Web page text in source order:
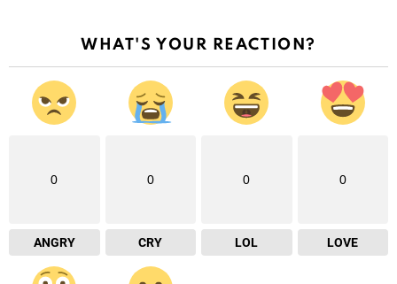
WHAT'S YOUR REACTION?
0
ANGRY
0
CRY
0
LOL
0
LOVE